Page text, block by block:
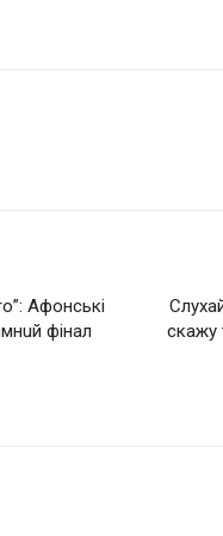
Афонські
фінал
cкaжy